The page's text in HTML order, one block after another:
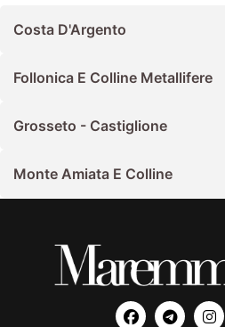
Costa D'Argento
Follonica E Colline Metallifere
Grosseto - Castiglione
Monte Amiata E Colline